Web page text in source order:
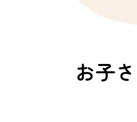
お子